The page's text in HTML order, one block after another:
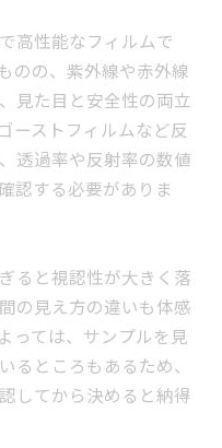
高性能なフィルムで
のの、紫外線や赤外線
見た目と安全性の両立
ーストフィルムなど反
透過率や反射率の数値
認する必要がありま
ると視認性が大きく落
の見え方の違いも体感
っては、サンプルを見
るところもあるため、
してから決めると納得